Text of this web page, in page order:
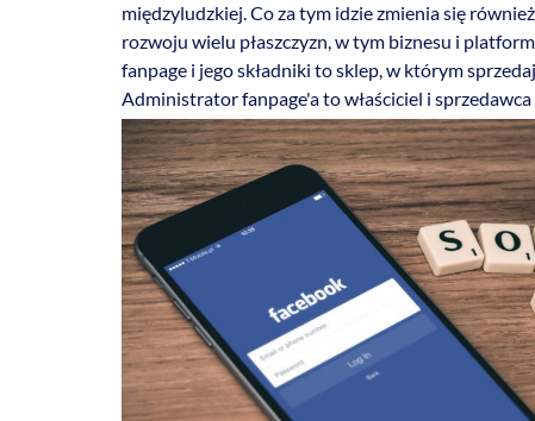
międzyludzkiej. Co za tym idzie zmienia się
rozwoju wielu płaszczyzn, w tym biznesu i
fanpage i jego składniki to sklep, w którym
Administrator fanpage'a to właściciel i sprzedawca